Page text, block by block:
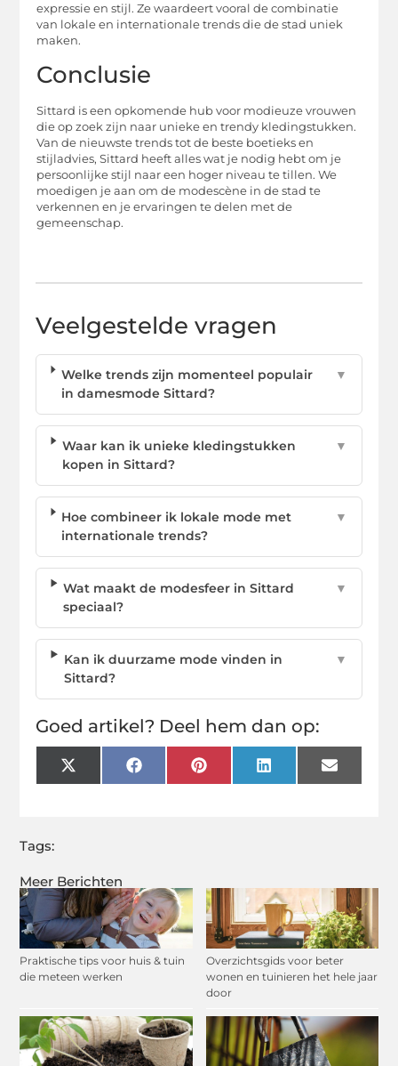
Meer Berichten
Praktische tips voor huis & tuin
die meteen werken
Overzichtsgids voor beter
wonen en tuinieren het hele jaar
door
expressie en stijl. Ze waardeert vooral de combinatie
van lokale en internationale trends die de stad uniek
maken.
Conclusie
Sittard is een opkomende hub voor modieuze vrouwen
die op zoek zijn naar unieke en trendy kledingstukken.
Van de nieuwste trends tot de beste boetieks en
stijladvies, Sittard heeft alles wat je nodig hebt om je
persoonlijke stijl naar een hoger niveau te tillen. We
moedigen je aan om de modescène in de stad te
verkennen en je ervaringen te delen met de
gemeenschap.
Veelgestelde vragen
Welke trends zijn momenteel populair
in damesmode Sittard?
▼
Waar kan ik unieke kledingstukken
kopen in Sittard?
▼
Hoe combineer ik lokale mode met
internationale trends?
▼
Wat maakt de modesfeer in Sittard
speciaal?
▼
Kan ik duurzame mode vinden in
Sittard?
▼
Goed artikel? Deel hem dan op:
X
(Twitter)
FacebookPinterest LinkedIn Email
Tags: